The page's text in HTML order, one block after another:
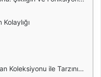
ile Tarzınızı Yansıtın